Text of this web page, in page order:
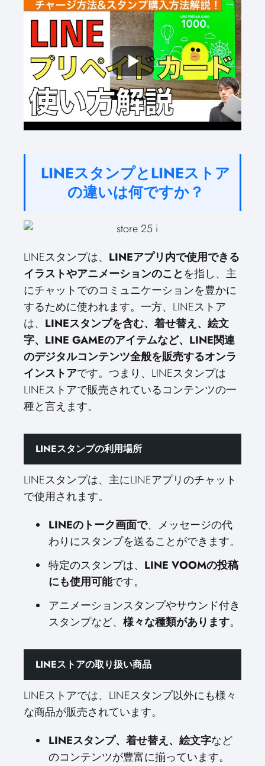
LINEスタンプとLINEストア
の違いは何ですか？
LINEスタンプは、 LINEアプリ内で使用できる
イラストやアニメーションのことを指し、主
にチャットでのコミュニケーションを豊かに
するために使われます。一方、LINEストア
は、 LINEスタンプを含む、着せ替え、絵文
字、LINE GAMEのアイテムなど、LINE関連
のデジタルコンテンツ全般を販売するオンラ
インストアです。つまり、LINEスタンプは
LINEストアで販売されているコンテンツの一
種と言えます。
LINEスタンプの利用場所
LINEスタンプは、主にLINEアプリのチャット
で使用されます。
LINEのトーク画面で、メッセージの代
わりにスタンプを送ることができます。
特定のスタンプは、 LINE VOOMの投稿
にも使用可能です。
アニメーションスタンプやサウンド付き
スタンプなど、 様々な種類があります。
LINEストアの取り扱い商品
LINEストアでは、LINEスタンプ以外にも様々
な商品が販売されています。
LINEスタンプ、着せ替え、絵文字など
のコンテンツが豊富に揃っています。